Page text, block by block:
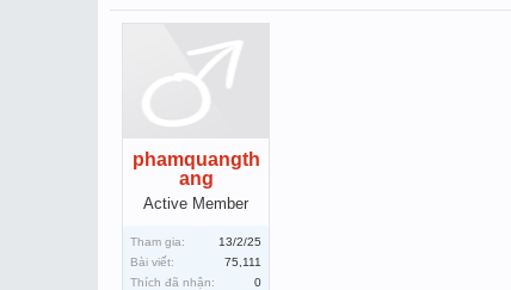
phamquangth
ang
Active Member
Tham gia:
13/2/25
Bài viết:
75,111
Thích đã nhận:
0